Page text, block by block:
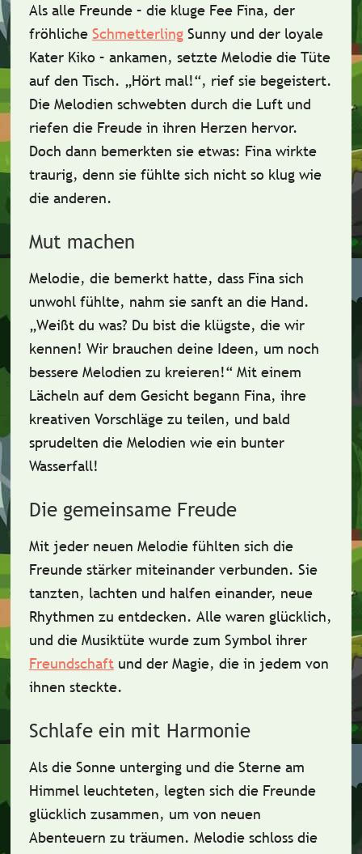
Als alle Freunde – die kluge Fee Fina, der
fröhliche Schmetterling Sunnyund der loyale
Kater Kiko – ankamen, setzte Melodie die Tüte
auf den Tisch. „Hört mal!“, rief sie begeistert.
Die Melodien schwebten durch die Luft und
riefen die Freude in ihren Herzen hervor.
Doch dann bemerkten sie etwas: Fina wirkte
traurig, denn sie fühlte sich nicht so klug wie
die anderen.
Mut machen
Melodie, die bemerkt hatte, dass Fina sich
unwohl fühlte, nahm sie sanft an die Hand.
„Weißt du was? Du bist die klügste, die wir
kennen! Wir brauchen deine Ideen, um noch
bessere Melodien zu kreieren!“ Mit einem
Lächeln auf dem Gesicht begann Fina, ihre
kreativen Vorschläge zu teilen, und bald
sprudelten die Melodien wie ein bunter
Wasserfall!
Die gemeinsame Freude
Mit jeder neuen Melodie fühlten sich die
Freunde stärker miteinander verbunden. Sie
tanzten, lachten und halfen einander, neue
Rhythmen zu entdecken. Alle waren glücklich,
und die Musiktüte wurde zum Symbol ihrer
Freundschaftund der Magie, die in jedem von
ihnen steckte.
Schlafe ein mit Harmonie
Als die Sonne unterging und die Sterne am
Himmel leuchteten, legten sich die Freunde
glücklich zusammen, um von neuen
Abenteuern zu träumen. Melodie schloss die